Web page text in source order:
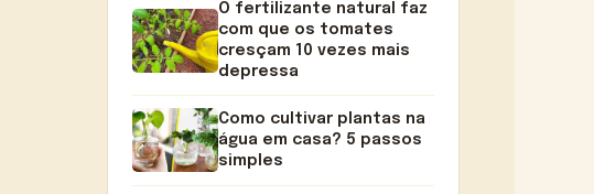
O fertilizante natural faz
com que os tomates
cresçam 10 vezes mais
depressa
Como cultivar plantas na
água em casa? 5 passos
simples